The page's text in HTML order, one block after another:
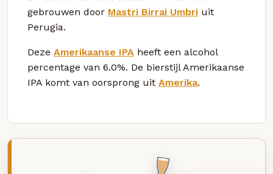
gebrouwen door Mastri Birrai Umbri uit
Perugia.
Deze Amerikaanse IPA heeft een alcohol
percentage van 6.0%. De bierstijl Amerikaanse
IPA komt van oorsprong uit Amerika.